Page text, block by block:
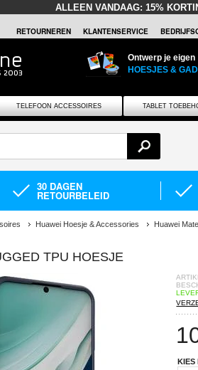
ALLEEN VANDAAG: 15%
RETOURNEREN KLANTENSERVICE
Ontwerp je eigen
HOESJES &
TELEFOON ACCESSOIRES TABLET
30 DAGEN
RETOURBELEID
Huawei Hoesje & Accessories Huawei
TPU HOESJE
KIES